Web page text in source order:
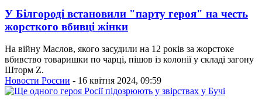
У Білгороді встановили "парту героя" на честь
жорсткого вбивці жінки
На війну Маслов, якого засудили на 12 років за жорстоке
вбивство товаришки по чарці, пішов із колонії у складі загону
Шторм Z.
Новости России - 16 квітня 2024, 09:59